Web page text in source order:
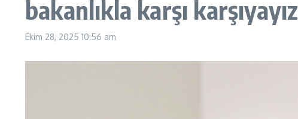
bakanlıkla karşı karşıyayız
Ekim 28, 2025 10:56 am